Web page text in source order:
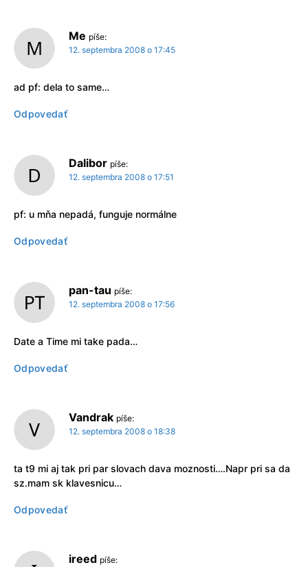
Me píše:
12. septembra 2008 o 17:45
ad pf: dela to same…
Odpovedať
Dalibor píše:
12. septembra 2008 o 17:51
pf: u mňa nepadá, funguje normálne
Odpovedať
pan-tau píše:
12. septembra 2008 o 17:56
Date a Time mi take pada…
Odpovedať
Vandrak píše:
12. septembra 2008 o 18:38
ta t9 mi aj tak pri par slovach dava moznosti….Napr pri sa da
sz.mam sk klavesnicu…
Odpovedať
ireed píše: